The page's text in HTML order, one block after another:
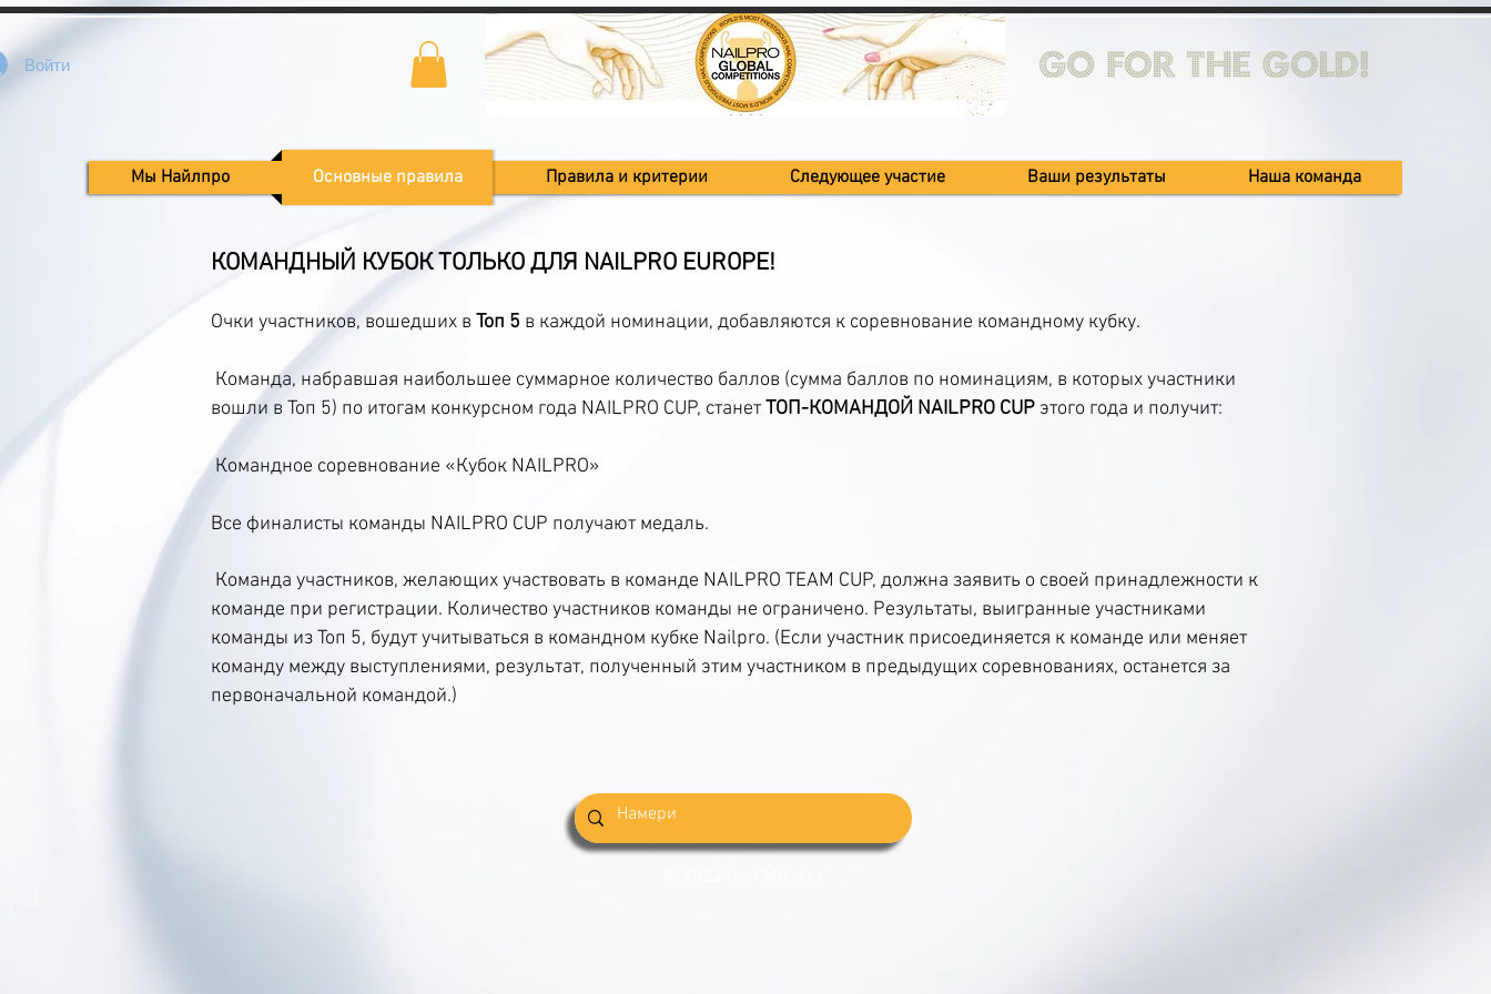
Войти
Мы Найлпро Основные правила Правила и критерии Следующее участие Ваши результаты Наша команда
КОМАНДНЫЙ КУБОК ТОЛЬКО ДЛЯ NAILPRO EUROPE!
Очки участников, вошедших в Топ 5 в каждой номинации, добавляются к соревнование командному кубку.
Команда, набравшая наибольшее суммарное количество баллов (сумма баллов по номинациям, в которых участники
вошли в Топ 5) по итогам конкурсном года NAILPRO CUP, станетТОП-КОМАНДОЙ NAILPRO CUP этого года и получит:
Командное соревнование «Кубок NAILPRO»
Все финалисты команды NAILPRO CUP получают медаль.
Команда участников, желающих участвовать в команде NAILPRO TEAM CUP, должна заявить о своей принадлежности к
команде при регистрации. Количество участников команды не ограничено. Результаты, выигранные участниками
команды из Топ 5, будут учитываться в командном кубке Nailpro. (Если участник присоединяется к команде или меняет
команду между выступлениями, результат, полученный этим участником в предыдущих соревнованиях, останется за
первоначальной командой.)